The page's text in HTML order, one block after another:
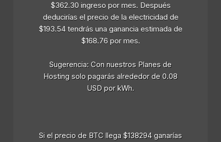
$362.30 ingreso por mes. Después
deducirías el precio de la electricidad de
$193.54 tendrás una ganancia estimada de
$168.76 por mes.
Sugerencia: Con nuestros Planes de
Hosting solo pagarás alrededor de 0.08
USD por kWh.
Si el precio de BTC llega $138294 ganarías